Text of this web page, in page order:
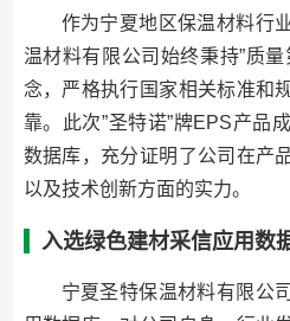
作为宁夏地区保温材料行
温材料有限公司始终秉持”质
念，严格执行国家相关标准和
靠。此次”圣特诺”牌EPS产品
数据库，充分证明了公司在产
以及技术创新方面的实力。
入选绿色建材采信应用数
宁夏圣特保温材料有限公